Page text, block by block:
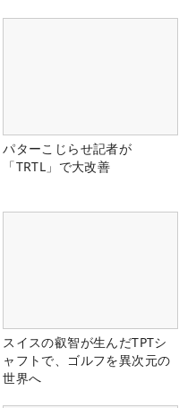
パターこじらせ記者が
「TRTL」で大改善
スイスの叡智が生んだTPTシ
ャフトで、ゴルフを異次元の
世界へ